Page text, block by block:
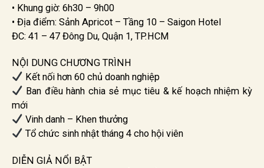
• Khung giờ: 6h30 – 9h00
• Địa điểm: Sảnh Apricot – Tầng 10 – Saigon Hotel
ĐC: 41 – 47 Đông Du, Quận 1, TP.HCM
NỘI DUNG CHƯƠNG TRÌNH
Kết nối hơn 60 chủ doanh nghiệp
Ban điều hành chia sẻ mục tiêu & kế hoạch nhiệm kỳ
mới
Vinh danh – Khen thưởng
Tổ chức sinh nhật tháng 4 cho hội viên
DIỄN GIẢ NỔI BẬT